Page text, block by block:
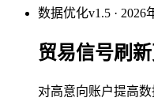
数据优化v1.5 · 2026
贸易信号刷
对高意向账户提高